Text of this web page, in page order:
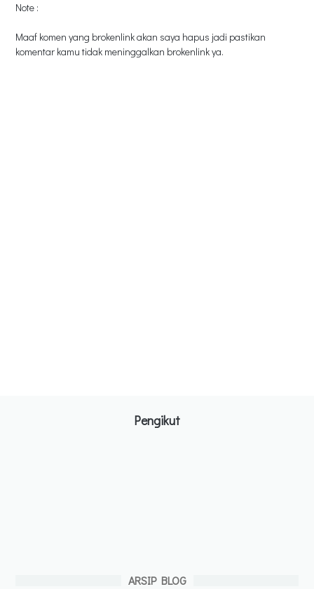
Note :
Maaf komen yang brokenlink akan saya hapus jadi pastikan
komentar kamu tidak meninggalkan brokenlink ya.
Pengikut
ARSIP BLOG